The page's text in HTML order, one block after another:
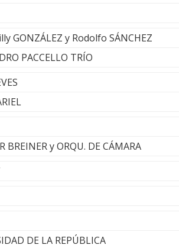
GONZÁLEZ y Rodolfo SÁNCHEZ
PACCELLO TRÍO
y ORQU. DE CÁMARA
DE LA REPÚBLICA